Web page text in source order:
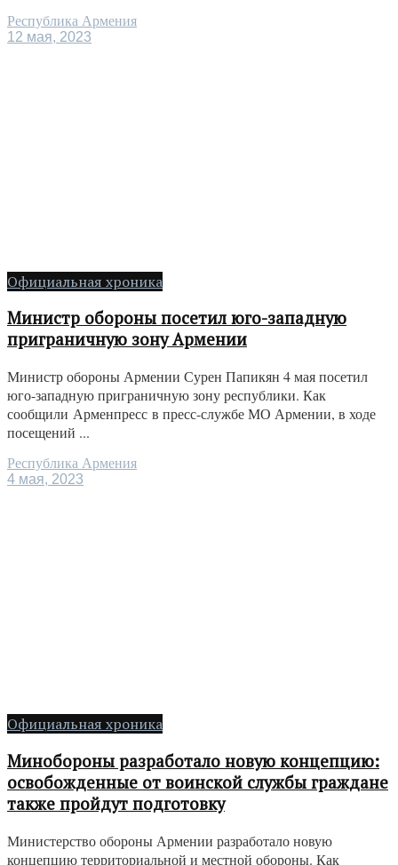
Республика Армения
12 мая, 2023
Официальная хроника
Министр обороны посетил юго-западную
приграничную зону Армении
Министр обороны Армении Сурен Папикян 4 мая посетил
юго-западную приграничную зону республики. Как
сообщили Арменпресс в пресс-службе МО Армении, в ходе
посещений ...
Республика Армения
4 мая, 2023
Официальная хроника
Минобороны разработало новую концепцию:
освобожденные от воинской службы граждане
также пройдут подготовку
Министерство обороны Армении разработало новую
концепцию территориальной и местной обороны. Как